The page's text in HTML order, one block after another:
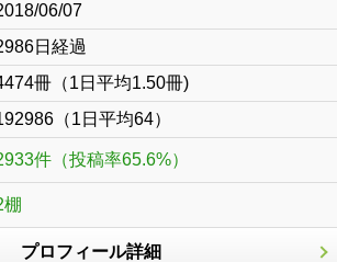
06/07
日経過
冊（1日平均1.50冊)
（1日平均64）
件（投稿率65.6%）
棚
プロフィール詳細